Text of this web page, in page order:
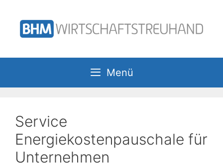
Inhalt
springen
Menü
Service
Energiekostenpauschale für
Unternehmen